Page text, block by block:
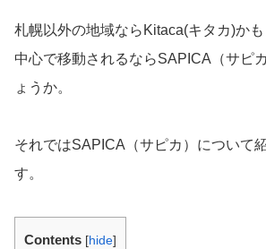
札幌以外の地域ならKitaca(キタカ)か
中心で移動されるならSAPICA（サピ
ょうか。
それではSAPICA（サピカ）について
す。
Contents [hide]